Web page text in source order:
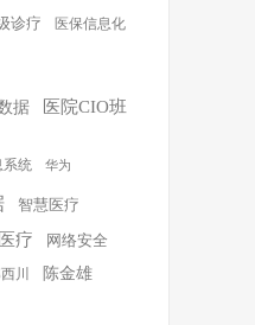
诊疗 医保信息化
据 医院CIO班
系统 华为
智慧医疗
疗
网络安全
川 陈金雄